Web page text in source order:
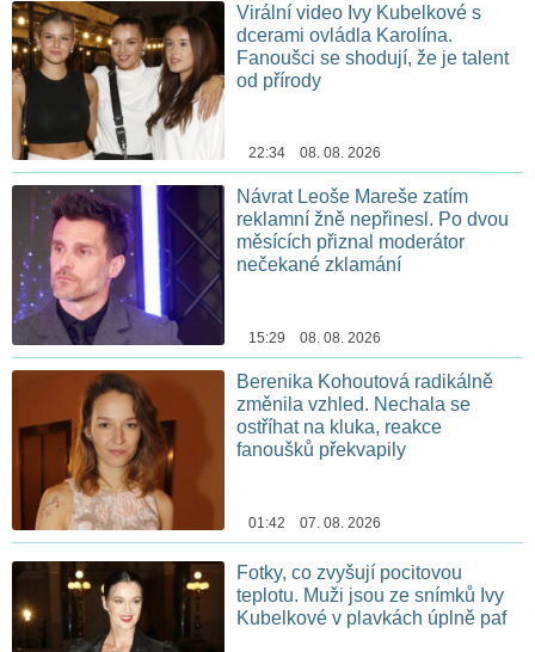
Virální video Ivy Kubelkové s
dcerami ovládla Karolína.
Fanoušci se shodují, že je talent
od přírody
22:34 08. 08. 2026
Návrat Leoše Mareše zatím
reklamní žně nepřinesl. Po dvou
měsících přiznal moderátor
nečekané zklamání
15:29 08. 08. 2026
Berenika Kohoutová radikálně
změnila vzhled. Nechala se
ostříhat na kluka, reakce
fanoušků překvapily
01:42 07. 08. 2026
Fotky, co zvyšují pocitovou
teplotu. Muži jsou ze snímků Ivy
Kubelkové v plavkách úplně paf